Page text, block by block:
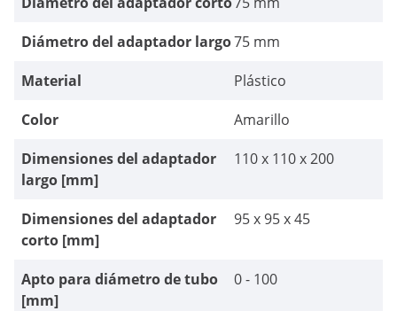
Diámetro del adaptador largo75 mm
Material
Plástico
Color
Amarillo
Dimensiones del adaptador
largo [mm]
110 x 110 x 200
Dimensiones del adaptador
corto [mm]
95 x 95 x 45
Apto para diámetro de tubo
[mm]
0 - 100